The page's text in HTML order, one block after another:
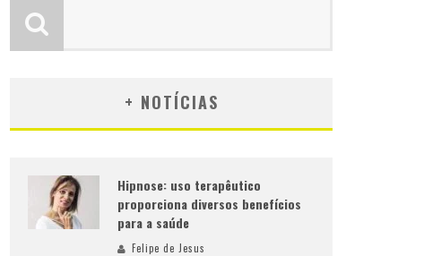
+ NOTÍCIAS
Hipnose: uso terapêutico
proporciona diversos benefícios
para a saúde
Felipe de Jesus